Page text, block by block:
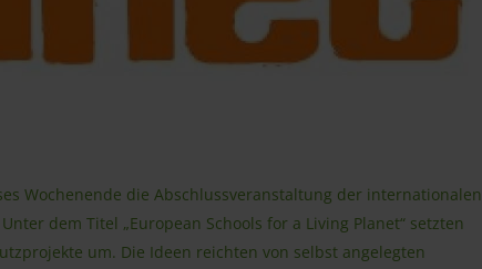
Wochenende die Abschlussveranstaltung der internationalen
dem Titel „European Schools for a Living Planet“ setzten
um. Die Ideen reichten von selbst angelegten